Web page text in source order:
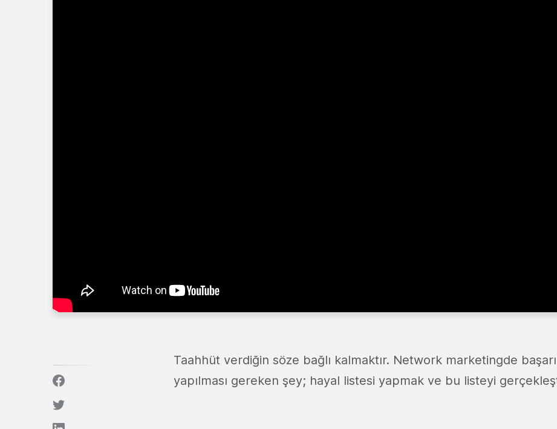
Taahhüt verdiğin söze bağlı kalmaktır. Network marketingde
yapılması gereken şey; hayal listesi yapmak ve bu listeyi